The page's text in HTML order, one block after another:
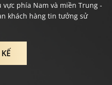
phía Nam và miền Trung -
khách hàng tin tưởng sử